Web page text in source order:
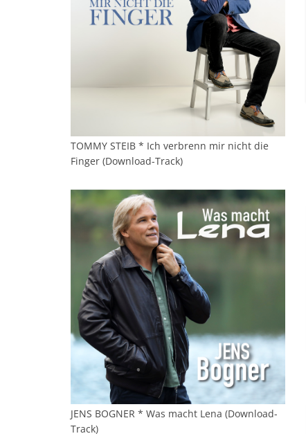
TOMMY STEIB * Ich verbrenn mir nicht die
Finger (Download-Track)
JENS BOGNER * Was macht Lena (Download-
Track)